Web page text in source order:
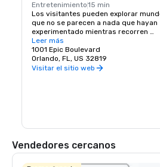
Entretenimiento15 min
Los visitantes pueden explorar
que no se parecen a nada que hayan
experimentado mientras recorren
increíbles portales que los
la emoción de The Wizarding World of
Harry Potter™: Ministry of Magic™,
NINTENDO WORLD™, How to Train Your
Leer más
1001 Epic Boulevard
Orlando, FL, US 32819
Visitar el sitio web
Vendedores cercanos